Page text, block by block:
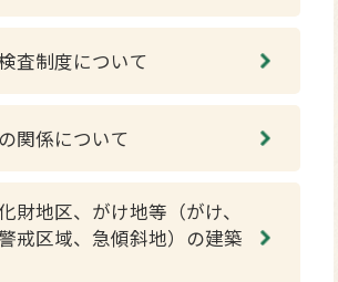
査制度について
関係について
財地区、がけ地等（がけ、
戒区域、急傾斜地）の建築